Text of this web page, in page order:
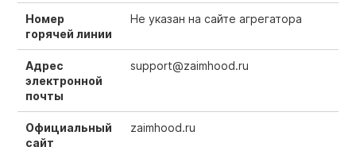
Номер
горячей линии
Не указан на сайте агрегатора
Адрес
электронной
почты
support@zaimhood.ru
Официальный
сайт
zaimhood.ru